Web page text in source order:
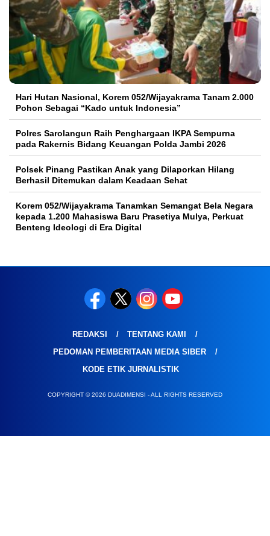
Hari Hutan Nasional, Korem 052/Wijayakrama Tanam 2.000
Pohon Sebagai “Kado untuk Indonesia”
Polres Sarolangun Raih Penghargaan IKPA Sempurna
pada Rakernis Bidang Keuangan Polda Jambi 2026
Polsek Pinang Pastikan Anak yang Dilaporkan Hilang
Berhasil Ditemukan dalam Keadaan Sehat
Korem 052/Wijayakrama Tanamkan Semangat Bela Negara
kepada 1.200 Mahasiswa Baru Prasetiya Mulya, Perkuat
Benteng Ideologi di Era Digital
REDAKSI
TENTANG KAMI
PEDOMAN PEMBERITAAN MEDIA SIBER
KODE ETIK JURNALISTIK
COPYRIGHT © 2026 DUADIMENSI - ALL RIGHTS RESERVED